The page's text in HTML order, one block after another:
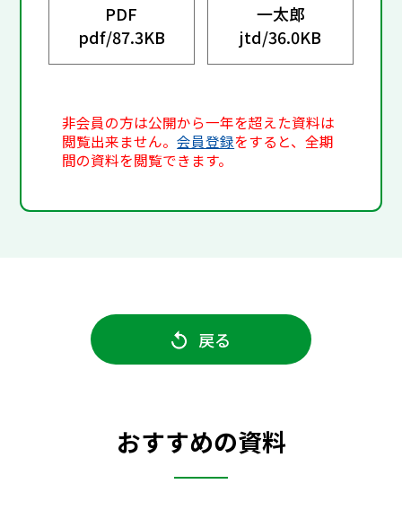
PDF
pdf/87.3KB
一太郎
jtd/36.0KB
非会員の方は公開から一年を超えた資料は
閲覧出来ません。会員登録をすると、全期
間の資料を閲覧できます。
戻る
おすすめの資料